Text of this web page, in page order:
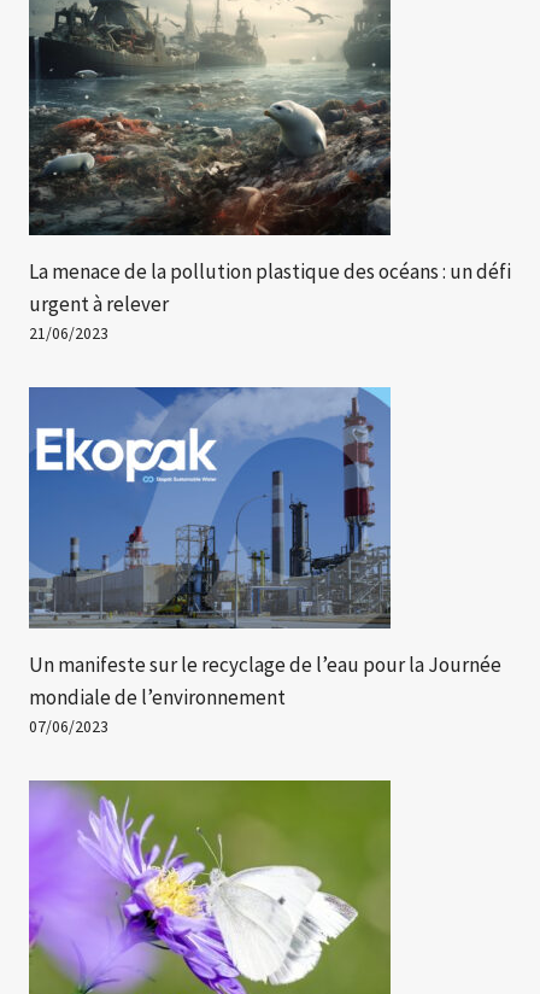
La menace de la pollution plastique des océans : un défi
urgent à relever
21/06/2023
Un manifeste sur le recyclage de l’eau pour la Journée
mondiale de l’environnement
07/06/2023